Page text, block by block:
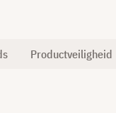
Productveiligheid